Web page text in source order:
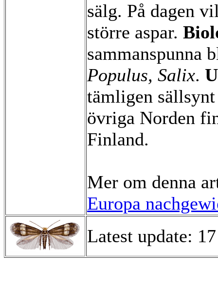
sälg. På dagen
större aspar.
sammanspunna
Populus, Salix.
tämligen
övriga Norden
Finland.
Mer om denna
Europa
Latest update: